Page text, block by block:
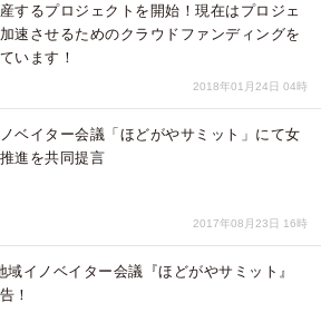
するプロジェクトを開始！現在はプロジェ
速させるためのクラウドファンディングを
います！
2018年01月24日 04時
ベイター会議「ほどがやサミット」にて女
進を共同提言
2017年08月23日 16時
域イノベイター会議『ほどがやサミット』
！